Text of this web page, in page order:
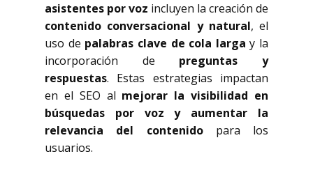
asistentes por voz incluyen la creación de
contenido conversacional y natural, el
uso de palabras clave de cola larga y la
incorporación de preguntas y
respuestas. Estas estrategias impactan
en el SEO al mejorar la visibilidad en
búsquedas por voz y aumentar la
relevancia del contenidopara los
usuarios.